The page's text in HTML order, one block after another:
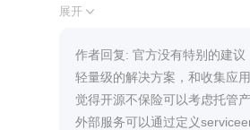
是对于外部服务的调用这块，
展开 
作者回复: 官方没有特别的建
轻量级的解决方案，和收集应用
觉得开源不保险可以考虑托管
外部服务可以通过定义